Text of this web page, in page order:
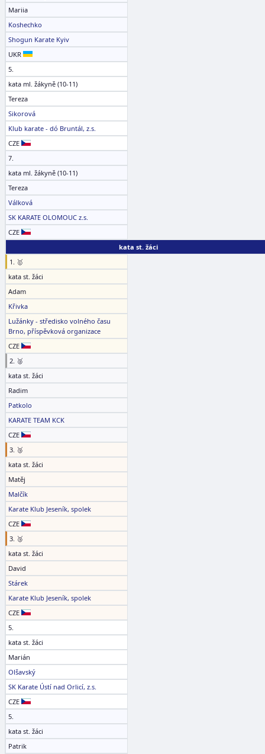
Mariia
Koshechko
Shogun Karate Kyiv
UKR
5.
kata ml. žákyně (10-11)
Tereza
Sikorová
Klub karate - dó Bruntál, z.s.
CZE
7.
kata ml. žákyně (10-11)
Tereza
Válková
SK KARATE OLOMOUC z.s.
CZE
kata st. žáci
1. 🥇
kata st. žáci
Adam
Křivka
Lužánky - středisko volného času
Brno, příspěvková organizace
CZE
2. 🥈
kata st. žáci
Radim
Patkolo
KARATE TEAM KCK
CZE
3. 🥉
kata st. žáci
Matěj
Malčík
Karate Klub Jeseník, spolek
CZE
3. 🥉
kata st. žáci
David
Stárek
Karate Klub Jeseník, spolek
CZE
5.
kata st. žáci
Marián
Olšavský
SK Karate Ústí nad Orlicí, z.s.
CZE
5.
kata st. žáci
Patrik